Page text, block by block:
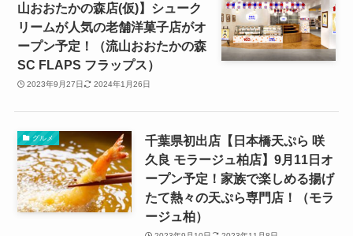
山おおたかの森店(仮)】シューク
リームが人気の老舗洋菓子店がオ
ープン予定！（流山おおたかの森
SC FLAPS フラップス）
2023年9月27日 2024年1月26日
グルメ
千葉県初出店【日本橋天ぷら 咲
久良 モラージュ柏店】9月11日オ
ープン予定！家族で楽しめる揚げ
たて熱々の天ぷら専門店！（モラ
ージュ柏）